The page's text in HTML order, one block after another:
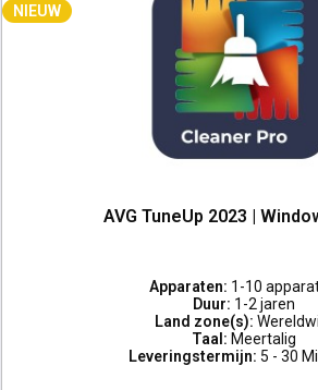
NIEUW
AVG TuneUp 2023 |
Apparaten: 1-10
Duur: 1-2 jaren
Land zone(s):
Taal: Meertalig
Leveringstermijn: 5 - 30